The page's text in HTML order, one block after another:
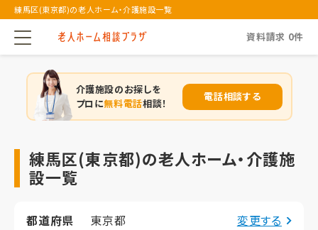
練馬区(東京都)の老人ホーム・介護施設一覧
資料請求 0件
介護施設のお探しを
プロに無料電話相談！
電話相談する
練馬区(東京都)の老人ホーム・介護施
設一覧
都道府県 東京都 変更する